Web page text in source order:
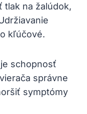
tlak na žalúdok,
kľúčové.
schopnosť
správne
symptómy